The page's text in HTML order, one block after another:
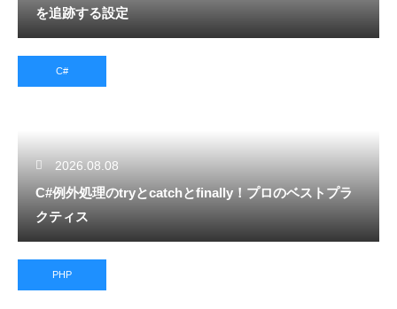
を追跡する設定
C#
2026.08.08
C#例外処理のtryとcatchとfinally！プロのベストプラ
クティス
PHP